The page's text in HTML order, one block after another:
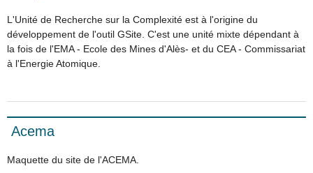
L'Unité de Recherche sur la Complexité est à l'origine du
développement de l'outil GSite. C'est une unité mixte dépendant à
la fois de l'EMA - Ecole des Mines d'Alès- et du CEA - Commissariat
à l'Energie Atomique.
Acema
Maquette du site de l'ACEMA.